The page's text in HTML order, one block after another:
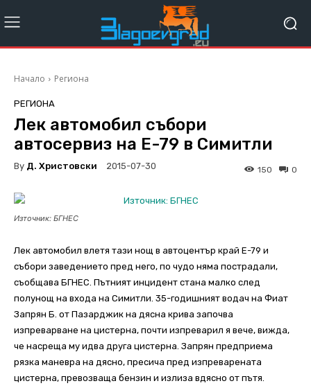
Начало Региона
РЕГИОНА
Лек автомобил събори
автосервиз на Е-79 в Симитли
By Д. Христовски 2015-07-30 0
150
Източник: БГНЕС
Лек автомобил влетя тази нощ в автоцентър край Е-79 и
събори заведението пред него, по чудо няма пострадали,
съобщава БГНЕС. Пътният инцидент стана малко след
полунощ на входа на Симитли. 35-годишният водач на Фиат
Запрян Б. от Пазарджик на дясна крива започва
изпреварване на цистерна, почти изпреварил я вече, вижда,
че насреща му идва друга цистерна. Запрян предприема
рязка маневра на дясно, пресича пред изпреварената
цистерна, превозваща бензин и излиза вдясно от пътя.